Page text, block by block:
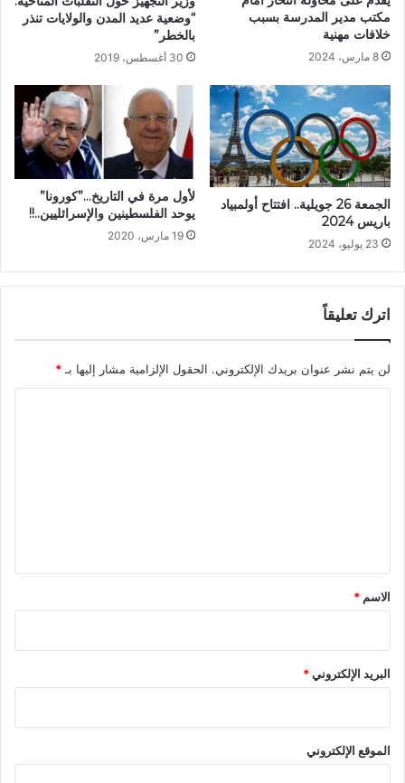
مكتب مدير المدرسة بسبب
خلافات مهنية
8 مارس، 2024
“وضعية عديد المدن والولايات تنذر
بالخطر”
30 أغسطس، 2019
الجمعة 26 جويلية.. افتتاح أولمبياد
باريس 2024
23 يوليو، 2024
لأول مرة في التاريخ…”كورونا”
يوحد الفلسطينين والإسرائليين..!!
19 مارس، 2020
اترك تعليقاً
لن يتم نشر عنوان بريدك الإلكتروني. الحقول الإلزامية مشار إليها بـ *
*
الاسم *
البريد الإلكتروني*
الموقع الإلكتروني